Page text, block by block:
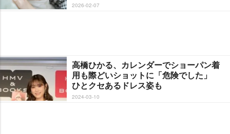
2026-02-07
高橋ひかる、カレンダーでショーパン着
用も際どいショットに「危険でした」
ひとクセあるドレス姿も
2024-03-10